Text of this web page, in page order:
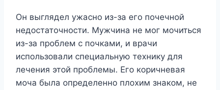
Он выглядел ужасно из-за его почечной
недостаточности. Мужчина не мог мочиться
из-за проблем с почками, и врачи
использовали специальную технику для
лечения этой проблемы. Его коричневая
моча была определенно плохим знаком, не